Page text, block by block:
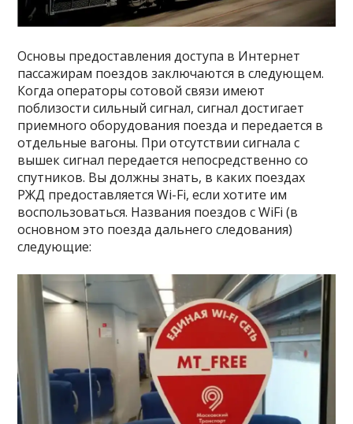
Основы предоставления доступа в Интернет
пассажирам поездов заключаются в следующем.
Когда операторы сотовой связи имеют
поблизости сильный сигнал, сигнал достигает
приемного оборудования поезда и передается в
отдельные вагоны. При отсутствии сигнала с
вышек сигнал передается непосредственно со
спутников. Вы должны знать, в каких поездах
РЖД предоставляется Wi-Fi, если хотите им
воспользоваться. Названия поездов с WiFi (в
основном это поезда дальнего следования)
следующие: